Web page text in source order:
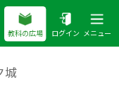
教科の広場 ログイン メニュー
城